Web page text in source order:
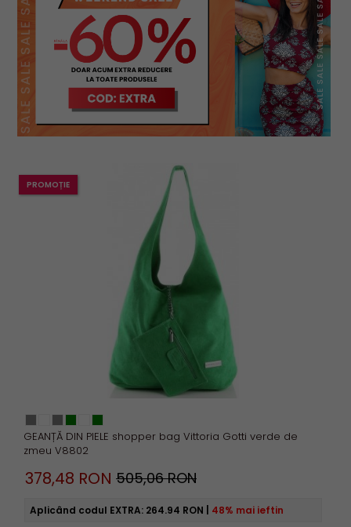
GEANȚĂ DIN PIELE shopper bag Vittoria Gotti verde de
zmeu V8802
PROMOȚIE
378,48 RON 505,06 RON
Aplicând codul EXTRA: 264.94 RON 48% mai ieftin